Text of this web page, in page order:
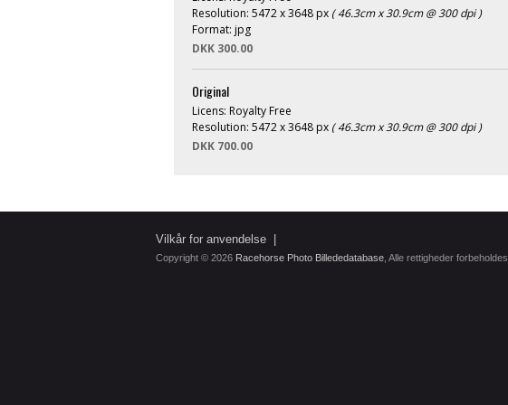
Resolution: 5472 x 3648 px ( 46.3cm x 30.9cm @ 300 dpi )
Format: jpg
DKK 300.00
Original
Licens: Royalty Free
Resolution: 5472 x 3648 px ( 46.3cm x 30.9cm @ 300 dpi )
DKK 700.00
Vilkår for anvendelse
Copyright © 2026 Racehorse Photo Billededatabase , Alle rettigheder forbeholdes.